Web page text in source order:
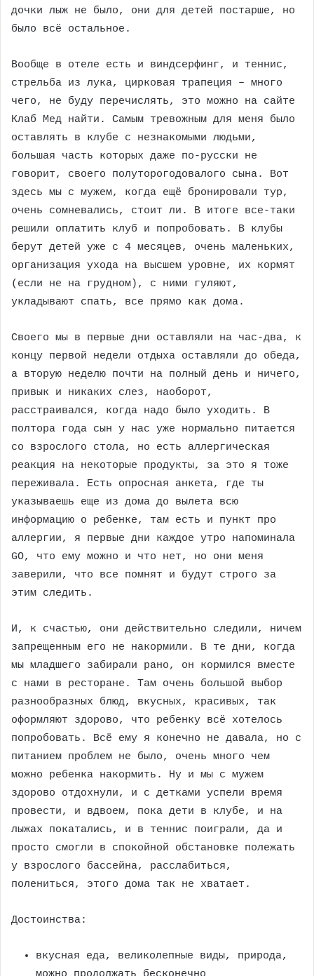
дочки лыж не было, они для детей постарше, но
было всё остальное.
Вообще в отеле есть и виндсерфинг, и теннис,
стрельба из лука, цирковая трапеция – много
чего, не буду перечислять, это можно на сайте
Клаб Мед найти. Самым тревожным для меня было
оставлять в клубе с незнакомыми людьми,
большая часть которых даже по-русски не
говорит, своего полуторогодовалого сына. Вот
здесь мы с мужем, когда ещё бронировали тур,
очень сомневались, стоит ли. В итоге все-таки
решили оплатить клуб и попробовать. В клубы
берут детей уже с 4 месяцев, очень маленьких,
организация ухода на высшем уровне, их кормят
(если не на грудном), с ними гуляют,
укладывают спать, все прямо как дома.
Своего мы в первые дни оставляли на час-два, к
концу первой недели отдыха оставляли до обеда,
а вторую неделю почти на полный день и ничего,
привык и никаких слез, наоборот,
расстраивался, когда надо было уходить. В
полтора года сын у нас уже нормально питается
со взрослого стола, но есть аллергическая
реакция на некоторые продукты, за это я тоже
переживала. Есть опросная анкета, где ты
указываешь еще из дома до вылета всю
информацию о ребенке, там есть и пункт про
аллергии, я первые дни каждое утро напоминала
GO, что ему можно и что нет, но они меня
заверили, что все помнят и будут строго за
этим следить.
И, к счастью, они действительно следили, ничем
запрещенным его не накормили. В те дни, когда
мы младшего забирали рано, он кормился вместе
с нами в ресторане. Там очень большой выбор
разнообразных блюд, вкусных, красивых, так
оформляют здорово, что ребенку всё хотелось
попробовать. Всё ему я конечно не давала, но с
питанием проблем не было, очень много чем
можно ребенка накормить. Ну и мы с мужем
здорово отдохнули, и с детками успели время
провести, и вдвоем, пока дети в клубе, и на
лыжах покатались, и в теннис поиграли, да и
просто смогли в спокойной обстановке полежать
у взрослого бассейна, расслабиться,
полениться, этого дома так не хватает.
Достоинства:
вкусная еда, великолепные виды, природа,